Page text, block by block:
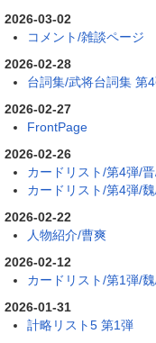
2026-03-02
コメント/雑談ページ
2026-02-28
台詞集/武将台詞集 第
2026-02-27
FrontPage
2026-02-26
カードリスト/第4弾/
カードリスト/第4弾/
2026-02-22
人物紹介/曹爽
2026-02-12
カードリスト/第1弾/
2026-01-31
計略リスト5 第1弾